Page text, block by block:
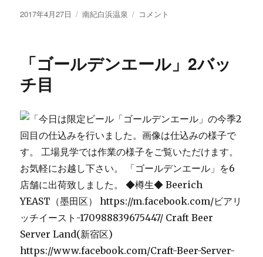
投
2017年4月27日
カ
ー
南紀白浜温泉
洋
り
コメント
「ゴールデンエール」2バッ
チ目